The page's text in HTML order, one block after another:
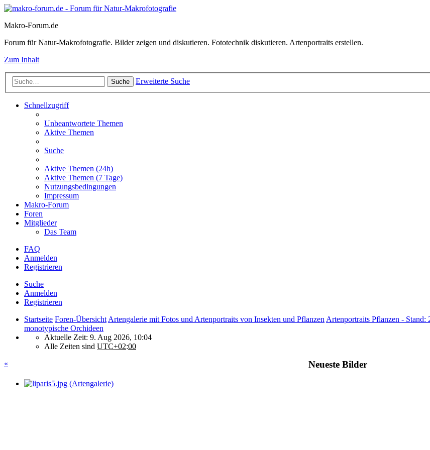
Makro-Forum.de
Forum für Natur-Makrofotografie. Bilder zeigen und diskutieren. Fototechnik diskutieren. Artenportraits erstellen.
Zum Inhalt
Suche Erweiterte Suche
Schnellzugriff
Unbeantwortete Themen
Aktive Themen
Suche
Aktive Themen (24h)
Aktive Themen (7 Tage)
Nutzungsbedingungen
Impressum
Makro-Forum
Foren
Mitglieder
Das Team
FAQ
Anmelden
Registrieren
Suche
Anmelden
Registrieren
Startseite Foren-Übersicht Artengalerie mit Fotos und Artenportraits von Insekten und Pflanzen Artenportraits Pflanzen - Stand:
monotypische Orchideen
Aktuelle Zeit: 9. Aug 2026, 10:04
Alle Zeiten sind UTC+02:00
«
Neueste Bilder